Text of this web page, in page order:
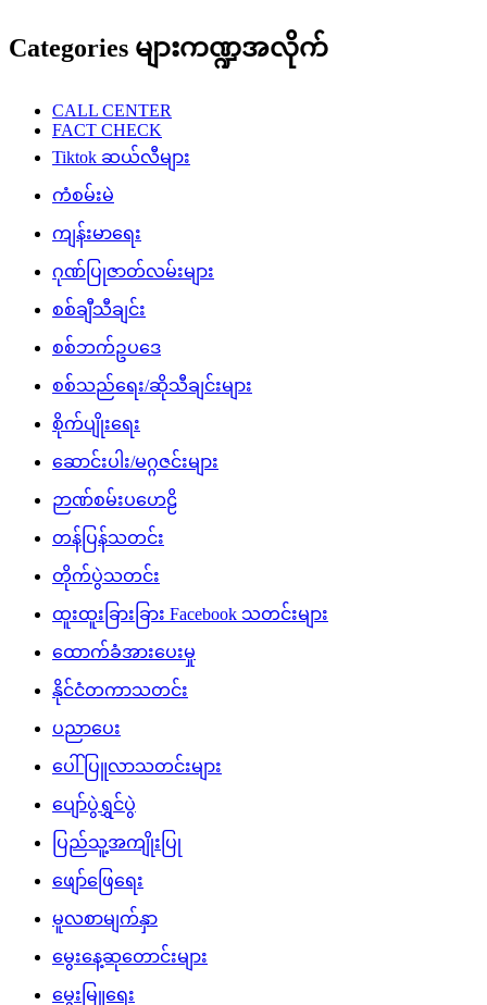
Categories များကဏ္ဍအလိုက်
CALL CENTER
FACT CHECK
Tiktok ဆယ်လီများ
ကံစမ်းမဲ
ကျန်းမာရေး
ဂုဏ်ပြုဇာတ်လမ်းများ
စစ်ချီသီချင်း
စစ်ဘက်ဥပဒေ
စစ်သည်ရေး/ဆိုသီချင်းများ
စိုက်ပျိုးရေး
ဆောင်းပါး/မဂ္ဂဇင်းများ
ဉာဏ်စမ်းပဟေဠိ
တန်ပြန်သတင်း
တိုက်ပွဲသတင်း
ထူးထူးခြားခြား Facebook သတင်းများ
ထောက်ခံအားပေးမှု
နိုင်ငံတကာသတင်း
ပညာပေး
ပေါ်ပြူလာသတင်းများ
ပျော်ပွဲရွှင်ပွဲ
ပြည်သူ့အကျိုးပြု
ဖျော်ဖြေရေး
မူလစာမျက်နှာ
မွေးနေ့ဆုတောင်းများ
မွေးမြူရေး